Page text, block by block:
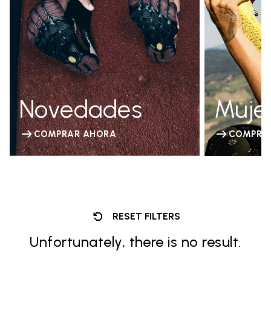
Novedades
COMPRAR AHORA
RESET FILTERS
Unfortunately, there is no result.